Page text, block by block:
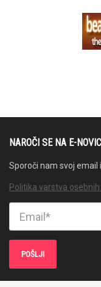
NAROČI SE NA E-
Sporoči nam svoj email
Politika varstva